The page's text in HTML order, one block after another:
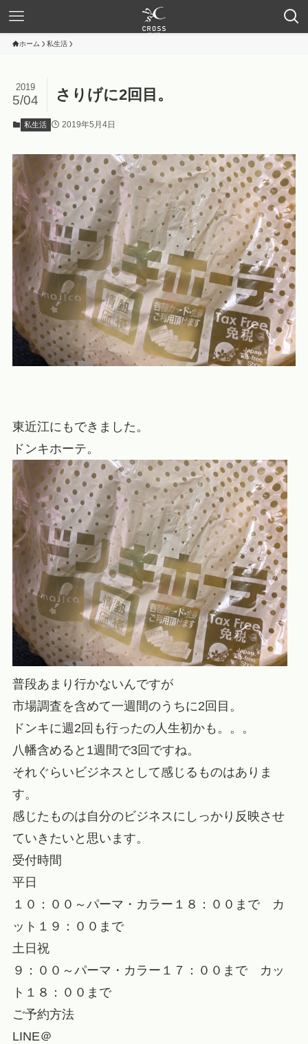
ホーム 私生活
さりげに2回目。
2019
5/04
私生活 2019年5月4日
東近江にもできました。
ドンキホーテ。
普段あまり行かないんですが
市場調査を含めて一週間のうちに2回目。
ドンキに週2回も行ったの人生初かも。。。
八幡含めると1週間で3回ですね。
それぐらいビジネスとして感じるものはありま
す。
感じたものは自分のビジネスにしっかり反映させ
ていきたいと思います。
受付時間
平日
１０：００～パーマ・カラー１８：００まで カ
ット１９：００まで
土日祝
９：００～パーマ・カラー１７：００まで カッ
ト１８：００まで
ご予約方法
LINE＠